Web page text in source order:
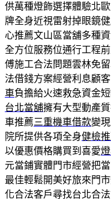
供萬種燈飾選擇體驗北
牌全身近視雷射掉眼鏡
心推薦文山區當舖多種
全方位服務位通行工程
傅施工合法問題雲林免
法借錢方案經營利息顧
車負擔給火速救急資金
台北當舖擁有大型動產
車推薦三重機車借款變
院所提供各項全身健檢
以優惠價格購買到喜愛
元當鋪實體門市經營把
最佳輕鬆開美好旅來門
化合法客戶尋找台北合